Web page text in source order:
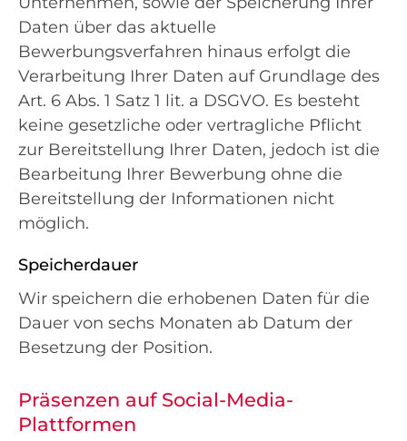
Daten über das aktuelle
Bewerbungsverfahren hinaus erfolgt die
Verarbeitung Ihrer Daten auf Grundlage des
Art. 6 Abs. 1 Satz 1 lit. a DSGVO. Es besteht
keine gesetzliche oder vertragliche Pflicht
zur Bereitstellung Ihrer Daten, jedoch ist die
Bearbeitung Ihrer Bewerbung ohne die
Bereitstellung der Informationen nicht
möglich.
Speicherdauer
Wir speichern die erhobenen Daten für die
Dauer von sechs Monaten ab Datum der
Besetzung der Position.
Präsenzen auf Social-Media-
Plattformen